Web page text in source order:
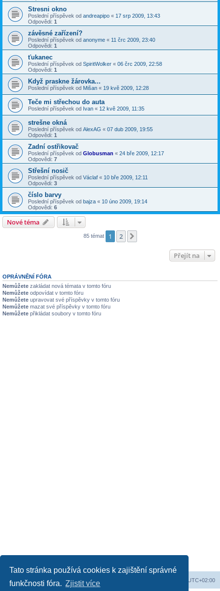
Tato stránka používá cookies k zajištění správné
funkčnosti fóra. Zjistit více
Stresni okno
Poslední příspěvek od andreapipo « 17 srp 2009, 13:43
Odpovědi: 1
závěsné zařízení?
Poslední příspěvek od anonyme « 11 črc 2009, 23:40
Odpovědi: 1
ťukanec
Poslední příspěvek od SpiritWolker « 06 črc 2009, 22:58
Odpovědi: 1
Když praskne žárovka...
Poslední příspěvek od Mišan « 19 kvě 2009, 12:28
Teče mi střechou do auta
Poslední příspěvek od Ivan « 12 kvě 2009, 11:35
strešne okná
Poslední příspěvek od AlexAG « 07 dub 2009, 19:55
Odpovědi: 1
Zadní ostřikovač
Poslední příspěvek od Globusman « 24 bře 2009, 12:17
Odpovědi: 7
Střešní nosič
Poslední příspěvek od Václaf « 10 bře 2009, 12:11
Odpovědi: 3
číslo barvy
Poslední příspěvek od bajza « 10 úno 2009, 19:14
Odpovědi: 6
Nové téma
85 témat 1 2
Přejít na
OPRÁVNĚNÍ FÓRA
Nemůžete zakládat nová témata v tomto fóru
Nemůžete odpovídat v tomto fóru
Nemůžete upravovat své příspěvky v tomto fóru
Nemůžete mazat své příspěvky v tomto fóru
Nemůžete přikládat soubory v tomto fóru
Obsah fóra UTC+02:00